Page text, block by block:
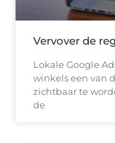
Vervover de
Lokale Google
winkels een van
zichtbaar te
de